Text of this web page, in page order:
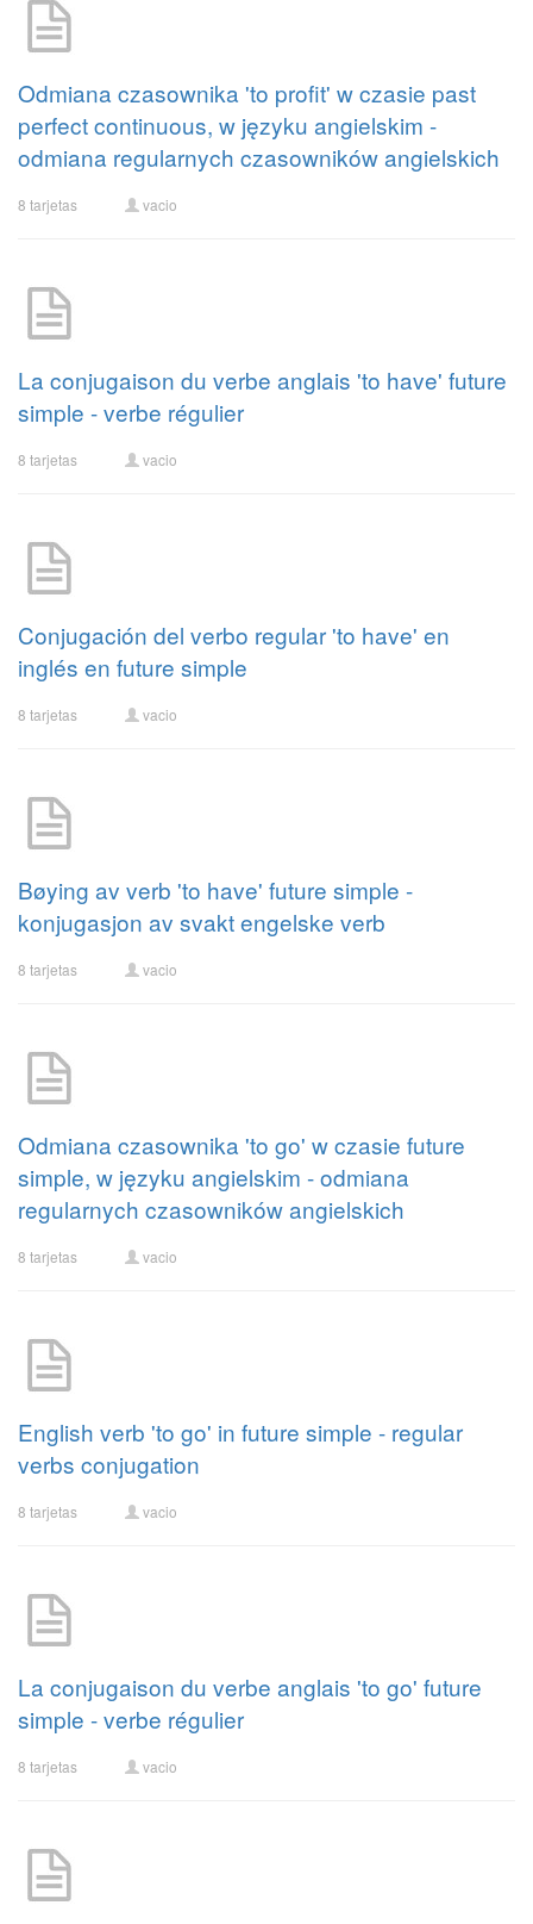
Odmiana czasownika 'to profit' w czasie past
perfect continuous, w języku angielskim -
odmiana regularnych czasowników angielskich
8 tarjetas vacio
La conjugaison du verbe anglais 'to have' future
simple - verbe régulier
8 tarjetas vacio
Conjugación del verbo regular 'to have' en
inglés en future simple
8 tarjetas vacio
Bøying av verb 'to have' future simple -
konjugasjon av svakt engelske verb
8 tarjetas vacio
Odmiana czasownika 'to go' w czasie future
simple, w języku angielskim - odmiana
regularnych czasowników angielskich
8 tarjetas vacio
English verb 'to go' in future simple - regular
verbs conjugation
8 tarjetas vacio
La conjugaison du verbe anglais 'to go' future
simple - verbe régulier
8 tarjetas vacio